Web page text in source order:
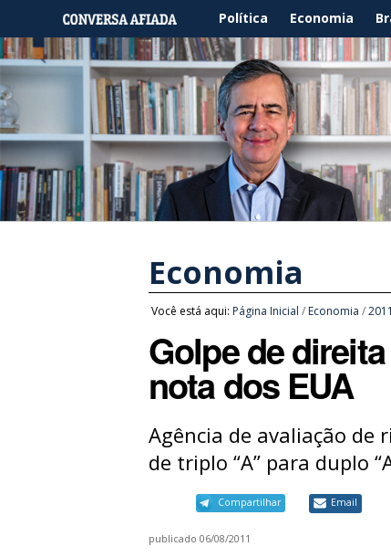
Política Economia
Economia
Você está aqui: Página Inicial / Economia /2011
Golpe de
nota dos EUA
Agência de avaliação de
de triplo “A” para duplo
Compartilhar Email
publicado 06/08/2011